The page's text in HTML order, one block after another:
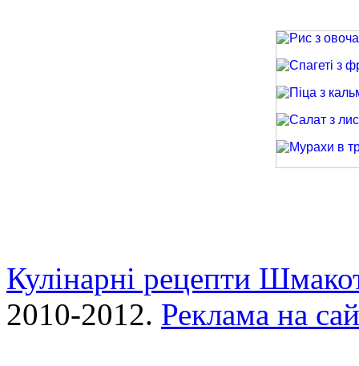
Кулінарні рецепти
2010-2012. Реклама на